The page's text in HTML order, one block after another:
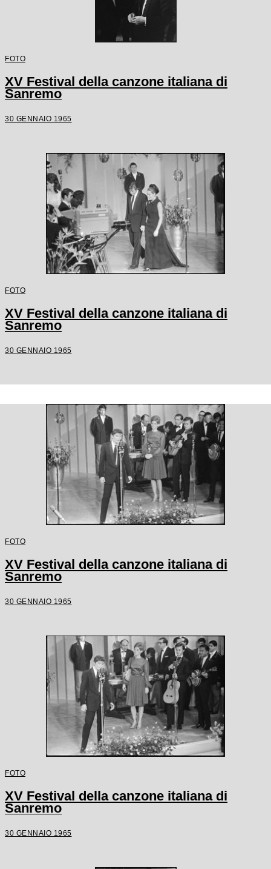
FOTO
XV Festival della canzone italiana di
Sanremo
30 GENNAIO 1965
FOTO
XV Festival della canzone italiana di
Sanremo
30 GENNAIO 1965
FOTO
XV Festival della canzone italiana di
Sanremo
30 GENNAIO 1965
FOTO
XV Festival della canzone italiana di
Sanremo
30 GENNAIO 1965